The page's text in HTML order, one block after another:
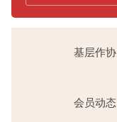
基层作协
会员动态